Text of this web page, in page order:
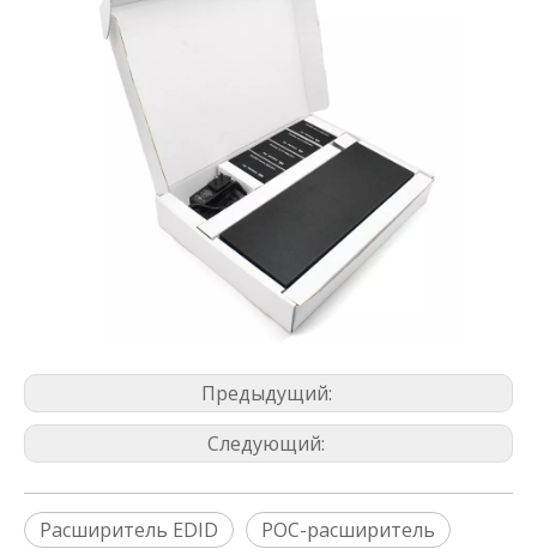
Предыдущий:
Следующий:
Расширитель EDID
POC-расширитель